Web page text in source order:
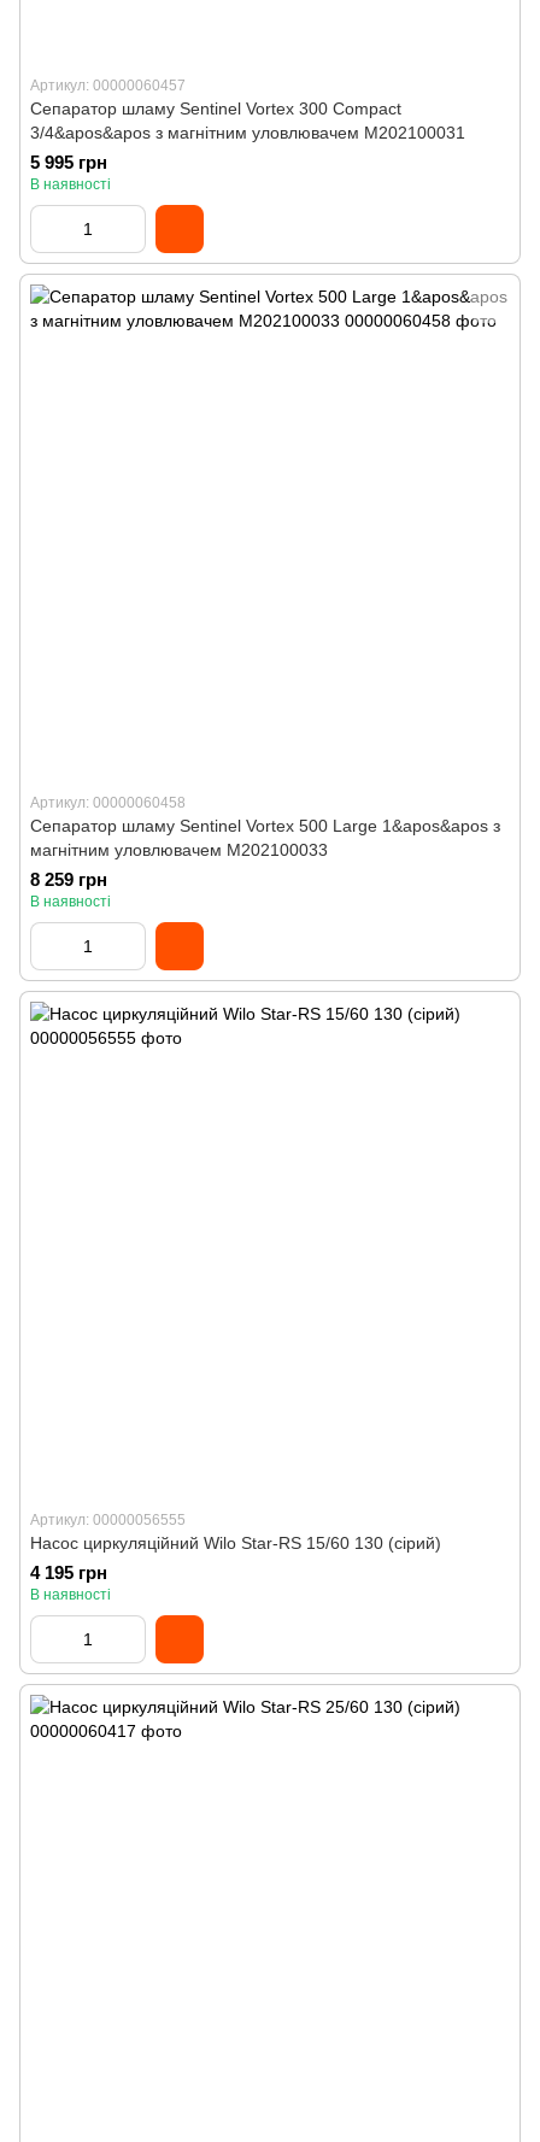
Артикул: 00000060457
Сепаратор шламу Sentinel Vortex 300 Compact
3/4&apos&apos з магнітним уловлювачем M202100031
5 995 грн
В наявності
Артикул: 00000060458
Сепаратор шламу Sentinel Vortex 500 Large 1&apos&apos з
магнітним уловлювачем M202100033
8 259 грн
В наявності
Артикул: 00000056555
Насос циркуляційний Wilo Star-RS 15/60 130 (сірий)
4 195 грн
В наявності